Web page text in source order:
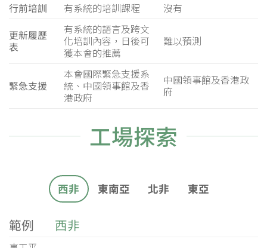
行前培訓
有系統的培訓課程
沒有
更新履歷
表
有系統的語言及跨文
化培訓內容，日後可
獲本會的推薦
難以預測
緊急支援
本會國際緊急支援系
統、中國領事館及香
港政府
中國領事館及香港政
府
工場探索
西非 東南亞 北非 東亞
範例 西非